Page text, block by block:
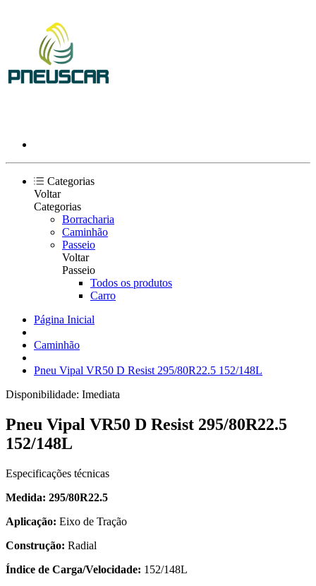
Categorias
Voltar
Categorias
Borracharia
Caminhão
Passeio
Voltar
Passeio
Todos os produtos
Carro
Página Inicial
Caminhão
Pneu Vipal VR50 D Resist 295/80R22.5 152/148L
Disponibilidade: Imediata
Pneu Vipal VR50 D Resist 295/80R22.5
152/148L
Especificações técnicas
Medida: 295/80R22.5
Aplicação: Eixo de Tração
Construção: Radial
Índice de Carga/Velocidade: 152/148L